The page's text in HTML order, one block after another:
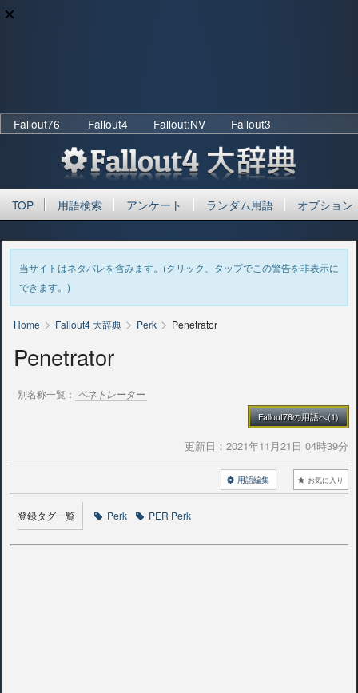
Fallout76 Fallout4 Fallout:NV Fallout3
TOP 用語検索 アンケート ランダム用語 オプション
当サイトはネタバレを含みます。(クリック、タップでこの警告を非表示に
できます。)
Home > Fallout4 大辞典 > Perk > Penetrator
Penetrator
別名称一覧： ペネトレーター
Fallout76の用語へ(1)
更新日： 2021年11月21日 04時39分
お気に入り
用語編集
登録タグ一覧 Perk PER Perk